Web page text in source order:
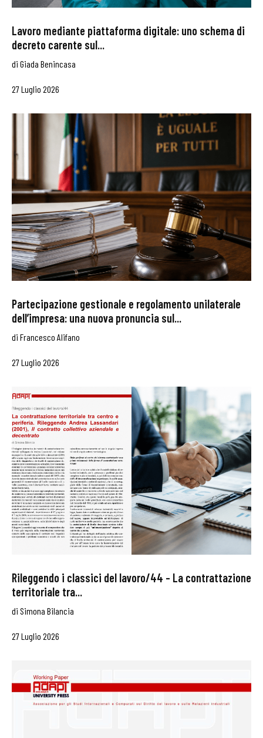
Lavoro mediante piattaforma digitale: uno schema di
decreto carente sul...
di Giada Benincasa
27 Luglio 2026
Partecipazione gestionale e regolamento unilaterale
dell’impresa: una nuova pronuncia sul...
di Francesco Alifano
27 Luglio 2026
Rileggendo i classici del lavoro/44 – La contrattazione
territoriale tra...
di Simona Bilancia
27 Luglio 2026